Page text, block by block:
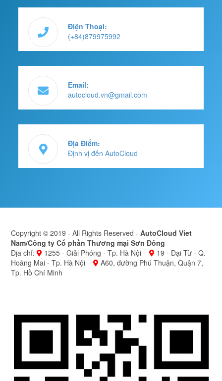
Điện Thoại:
(+84)879975992
Email:
autocloud.vn@gmail.com
Địa Điểm:
Định vị đến AutoCloud
Copyright © 2019 - All Rights Reserved -AutoCloud Viet
Nam/Công ty Cổ phần Thương mại Sơn Đông
Địa chỉ:
1255 - Giải Phóng - Tp. Hà Nội
19 - Đại Từ - Q.
Hoàng Mai - Tp. Hà Nội
A60, đường Phú Thuận, Quận 7,
Tp. Hồ Chí Minh